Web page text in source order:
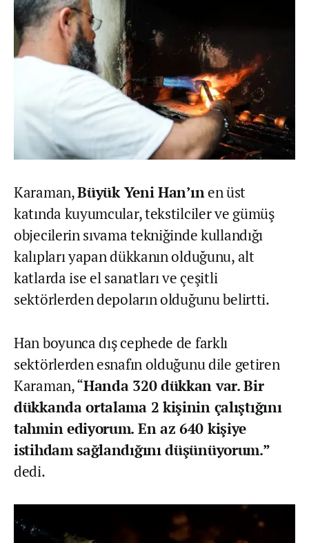
Karaman,Büyük Yeni Han’ınen üst
katında kuyumcular, tekstilciler ve gümüş
objecilerin sıvama tekniğinde kullandığı
kalıpları yapan dükkanın olduğunu, alt
katlarda ise el sanatları ve çeşitli
sektörlerden depoların olduğunu belirtti.
Han boyunca dış cephede de farklı
sektörlerden esnafın olduğunu dile getiren
Karaman, “Handa 320 dükkan var. Bir
dükkanda ortalama 2 kişinin çalıştığını
tahmin ediyorum. En az 640 kişiye
istihdam sağlandığını düşünüyorum.”
dedi.